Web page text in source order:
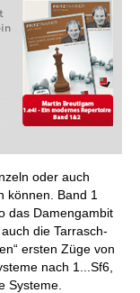
oder auch
können. Band 1
das Damengambit
die Tarrasch-
ersten Züge von
nach 1...Sf6,
Systeme.